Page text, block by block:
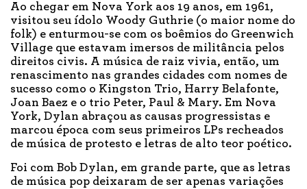
Ao chegar em Nova York aos 19 anos, em 1961,
visitou seu ídolo Woody Guthrie (o maior nome do
folk) e enturmou-se com os boêmios do Greenwich
Village que estavam imersos de militância pelos
direitos civis. A música de raiz vivia, então, um
renascimento nas grandes cidades com nomes de
sucesso como o Kingston Trio, Harry Belafonte,
Joan Baez e o trio Peter, Paul & Mary. Em Nova
York, Dylan abraçou as causas progressistas e
marcou época com seus primeiros LPs recheados
de música de protesto e letras de alto teor poético.
Foi com Bob Dylan, em grande parte, que as letras
de música pop deixaram de ser apenas variações